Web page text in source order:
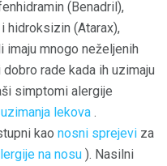
(Benadril),
hidroksizin (Atarax),
imaju mnogo neželjenih
rade kada ih uzimaju
simptomi alergije
uzimanja lekova .
kao nosni sprejevi za
na nosu ). Nasilni